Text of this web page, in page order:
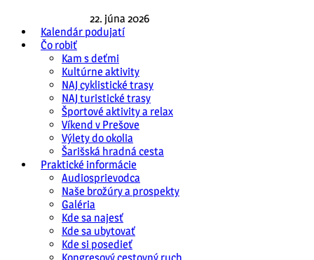
22. júna 2026
Kalendár podujatí
Čo robiť
Kam s deťmi
Kultúrne aktivity
NAJ cyklistické trasy
NAJ turistické trasy
Športové aktivity a relax
Víkend v Prešove
Výlety do okolia
Šarišská hradná cesta
Praktické informácie
Audiosprievodca
Naše brožúry a prospekty
Galéria
Kde sa najesť
Kde sa ubytovať
Kde si posedieť